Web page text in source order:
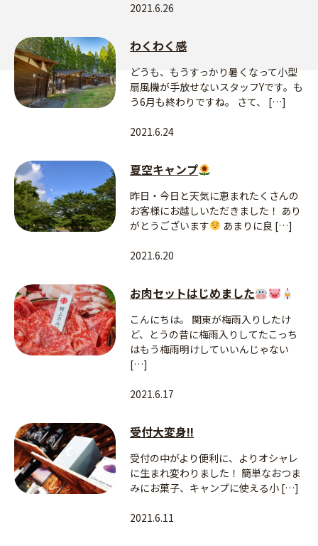
2021.6.26
わくわく感
どうも、もうすっかり暑くなって小型
扇風機が手放せないスタッフYです。も
う6月も終わりですね。 さて、 […]
2021.6.24
夏空キャンプ
昨日・今日と天気に恵まれたくさんの
お客様にお越しいただきました！ あり
がとうございます
あまりに良 […]
2021.6.20
お肉セットはじめました
こんにちは。 関東が梅雨入りしたけ
ど、とうの昔に梅雨入りしてたこっち
はもう梅雨明けしていいんじゃない
[…]
2021.6.17
受付大変身!!
受付の中がより便利に、よりオシャレ
に生まれ変わりました！ 簡単なおつま
みにお菓子、キャンプに使える小 […]
2021.6.11